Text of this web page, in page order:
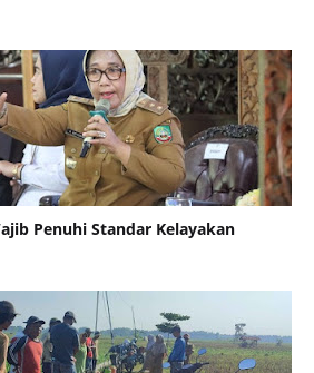
Penuhi Standar Kelayakan